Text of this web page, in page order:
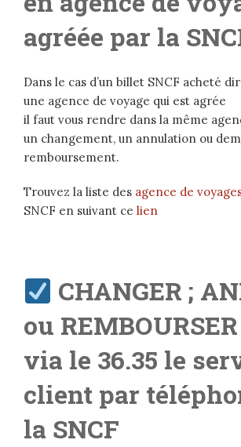
agréée par la
Dans le cas d’un billet SNCF acheté
une agence de voyage qui est agrée
il faut vous rendre dans la même
un changement, un annulation ou
remboursement.
Trouvez la liste des agence de
SNCF en suivant ce lien
CHANGER ;
ou
via le 36.35 le
client par
la SNCF